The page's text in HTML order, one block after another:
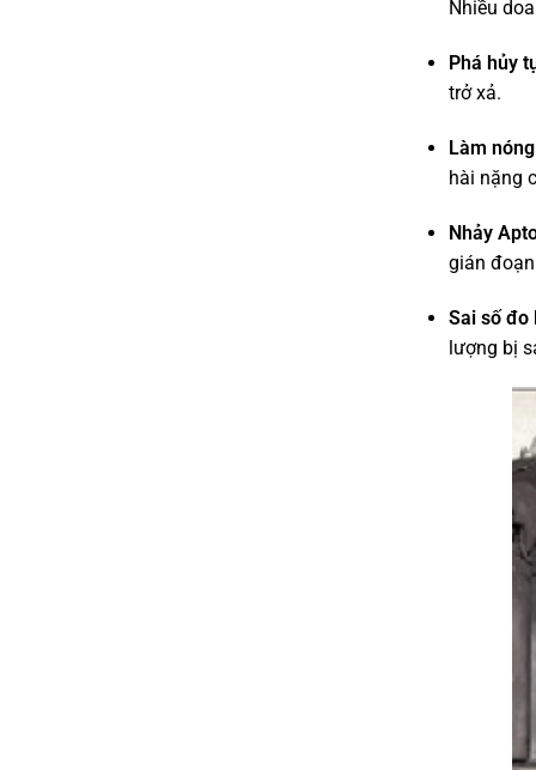
Nhiều
Phá hủy
trở xả.
Làm
hài nặng
Nhảy
gián
Sai số đo
lượng bị